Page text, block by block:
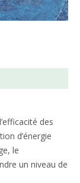
des
d’énergie
le
un niveau de